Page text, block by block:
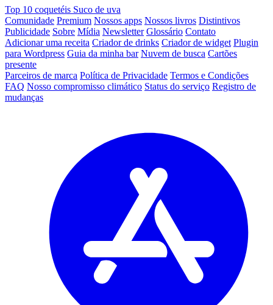
Top 10 coquetéis Suco de uva
Comunidade Premium Nossos apps Nossos livros Distintivos
Publicidade Sobre Mídia Newsletter Glossário Contato
Adicionar uma receita Criador de drinks Criador de widget Plugin
para Wordpress Guia da minha bar Nuvem de busca Cartões
presente
Parceiros de marca Política de Privacidade Termos e Condições
FAQ Nosso compromisso climático Status do serviço Registro de
mudanças